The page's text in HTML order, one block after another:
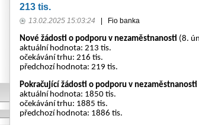
213 tis.
13.02.2025 15:03:24 Fio banka
Nové žádosti o podporu v nezaměstnanosti (8.
aktuální hodnota: 213 tis.
očekávání trhu: 216 tis.
předchozí hodnota: 219 tis.
Pokračující žádosti o podporu v nezaměstnanosti
aktuální hodnota: 1850 tis.
očekávání trhu: 1885 tis.
předchozí hodnota: 1886 tis.